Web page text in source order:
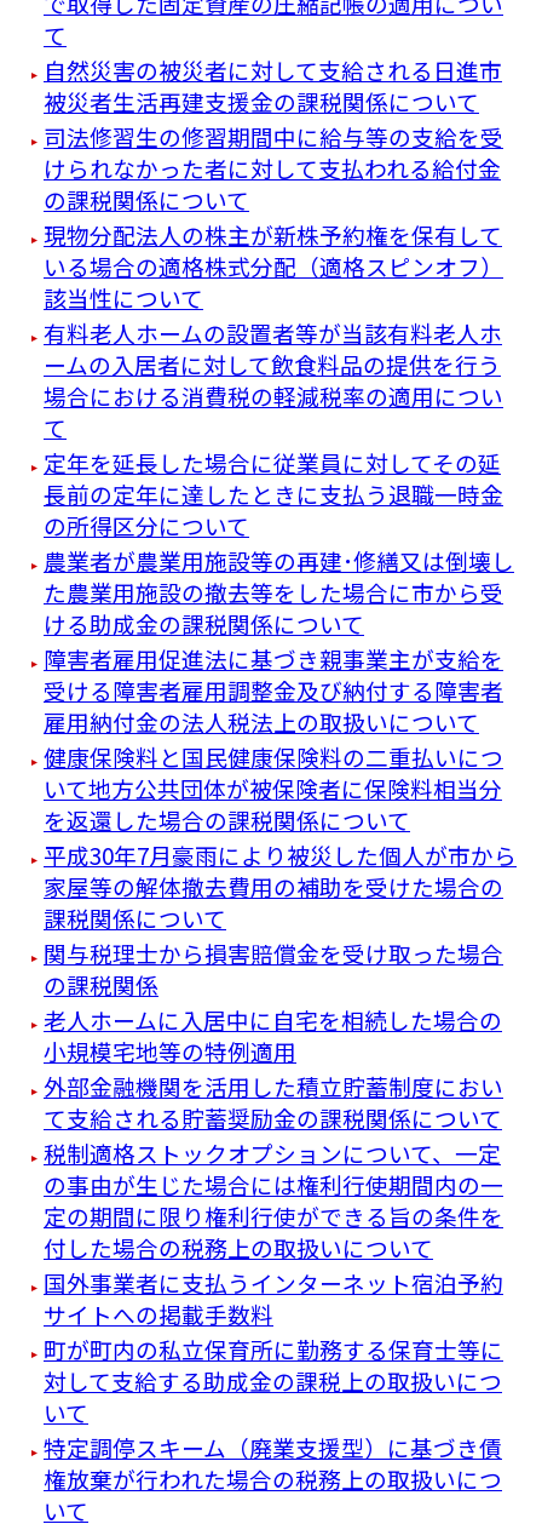
て
自然災害の被災者に対して支給される日進市
被災者生活再建支援金の課税関係について
司法修習生の修習期間中に給与等の支給を受
けられなかった者に対して支払われる給付金
の課税関係について
現物分配法人の株主が新株予約権を保有して
いる場合の適格株式分配（適格スピンオフ）
該当性について
有料老人ホームの設置者等が当該有料老人ホ
ームの入居者に対して飲食料品の提供を行う
場合における消費税の軽減税率の適用につい
て
定年を延長した場合に従業員に対してその延
長前の定年に達したときに支払う退職一時金
の所得区分について
農業者が農業用施設等の再建･修繕又は倒壊し
た農業用施設の撤去等をした場合に市から受
ける助成金の課税関係について
障害者雇用促進法に基づき親事業主が支給を
受ける障害者雇用調整金及び納付する障害者
雇用納付金の法人税法上の取扱いについて
健康保険料と国民健康保険料の二重払いにつ
いて地方公共団体が被保険者に保険料相当分
を返還した場合の課税関係について
平成30年7月豪雨により被災した個人が市から
家屋等の解体撤去費用の補助を受けた場合の
課税関係について
関与税理士から損害賠償金を受け取った場合
の課税関係
老人ホームに入居中に自宅を相続した場合の
小規模宅地等の特例適用
外部金融機関を活用した積立貯蓄制度におい
て支給される貯蓄奨励金の課税関係について
税制適格ストックオプションについて、一定
の事由が生じた場合には権利行使期間内の一
定の期間に限り権利行使ができる旨の条件を
付した場合の税務上の取扱いについて
国外事業者に支払うインターネット宿泊予約
サイトへの掲載手数料
町が町内の私立保育所に勤務する保育士等に
対して支給する助成金の課税上の取扱いにつ
いて
特定調停スキーム（廃業支援型）に基づき債
権放棄が行われた場合の税務上の取扱いにつ
いて